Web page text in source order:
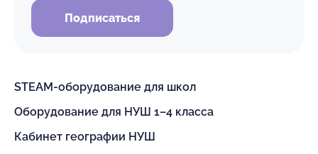
Подписаться
STEAM-оборудование для школ
Оборудование для НУШ 1–4 класса
Кабинет географии НУШ